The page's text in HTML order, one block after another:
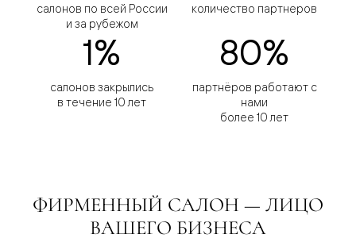
салонов по всей России
и за рубежом
количество партнеров
1%
салонов закрылись
в течение 10 лет
80%
партнёров работают с
нами
более 10 лет
ФИРМЕННЫЙ САЛОН — ЛИЦО
ВАШЕГО БИЗНЕСА